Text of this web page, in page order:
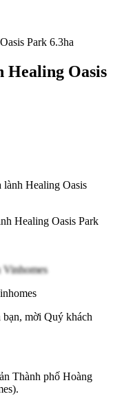
Park 6.3ha
Healing Oasis
Healing Oasis Park
mời Quý khách
Thành phố Hoàng